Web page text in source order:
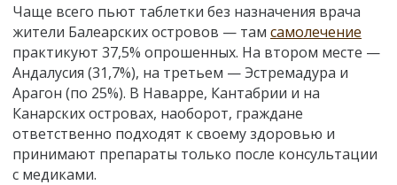
Чаще всего пьют таблетки без назначения врача
жители Балеарских островов — там самолечение
практикуют 37,5% опрошенных. На втором месте —
Андалусия (31,7%), на третьем — Эстремадура и
Арагон (по 25%). В Наварре, Кантабрии и на
Канарских островах, наоборот, граждане
ответственно подходят к своему здоровью и
принимают препараты только после консультации
с медиками.